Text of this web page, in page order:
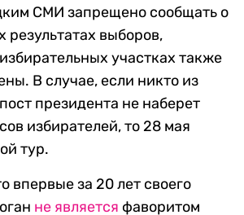
СМИ запрещено сообщать о
выборов,
участках также
В случае, если никто из
президента не наберет
избирателей, то 28 мая
тур.
впервые за 20 лет своего
не является фаворитом